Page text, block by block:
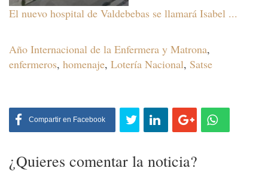
El nuevo hospital de Valdebebas se llamará Isabel ...
Año Internacional de la Enfermera y Matrona,
enfermeros, homenaje, Lotería Nacional, Satse
Compartir en Facebook
¿Quieres comentar la noticia?